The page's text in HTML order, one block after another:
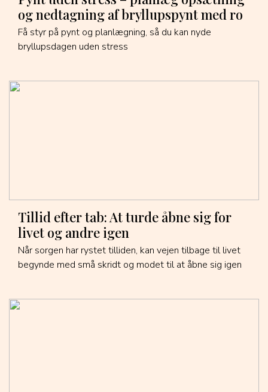
og nedtagning af bryllupspynt med ro
Få styr på pynt og planlægning, så du kan nyde
bryllupsdagen uden stress
Tillid efter tab: At turde åbne sig for
livet og andre igen
Når sorgen har rystet tilliden, kan vejen tilbage til livet
begynde med små skridt og modet til at åbne sig igen